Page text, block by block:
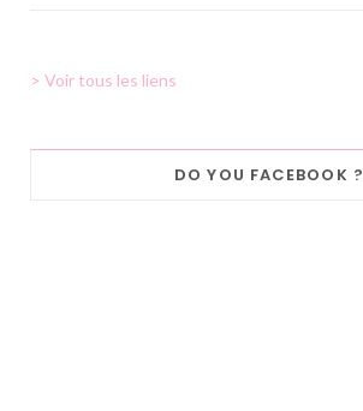
> Voir tous les liens
DO YOU FACEBOOK ?